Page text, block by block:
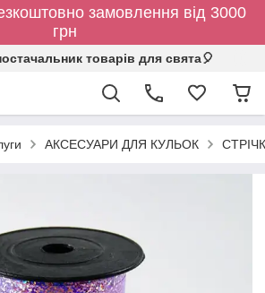
замовлення від 3000
грн
товарів для свята🎈
АКСЕСУАРИ ДЛЯ КУЛЬОК